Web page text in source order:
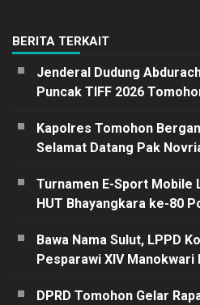
BERITA TERKAIT
Jenderal Dudung
Puncak TIFF 2026
Kapolres Tomohon
Selamat Datang Pak
Turnamen E-Sport Mobile
HUT Bhayangkara ke-80
Bawa Nama Sulut, LPPD
Pesparawi XIV Manokwari
DPRD Tomohon Gelar